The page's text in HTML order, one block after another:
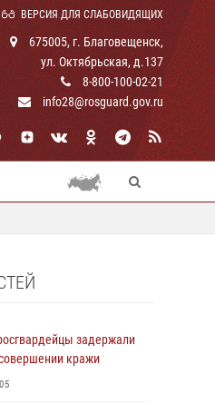
ВЕРСИЯ ДЛЯ СЛАБОВИДЯЩИХ
675005, г. Благовещенск,
ул. Октябрьская, д.137
8-800-100-02-21
info28@rosguard.gov.ru
задержали
кражи